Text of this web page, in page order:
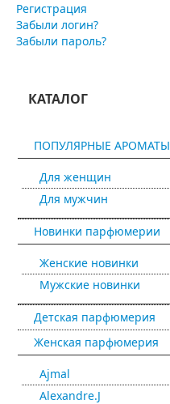
Регистрация
Забыли логин?
Забыли пароль?
КАТАЛОГ
ПОПУЛЯРНЫЕ АРОМАТЫ
Для женщин
Для мужчин
Новинки парфюмерии
Женские новинки
Мужские новинки
Детская парфюмерия
Женская парфюмерия
Ajmal
Alexandre.J